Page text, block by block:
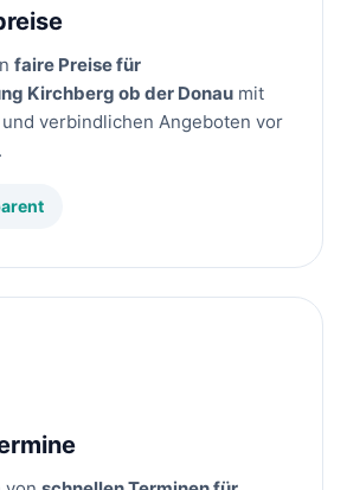
faire Preise für
Kirchberg ob der Donau mit
verbindlichen Angeboten vor